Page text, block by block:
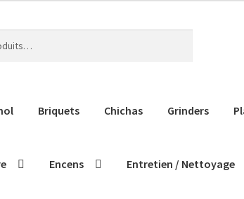
Briquets Chichas Grinders
Encens Entretien / Nettoyage